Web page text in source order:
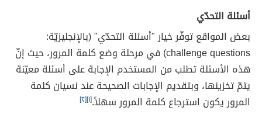
أسئلة التحدّي
بعض المواقع توفّر خيار "أسئلة التحدّي" (بالإنجليزيّة:
challenge questions) في مرحلة وضع كلمة المرور، حيث إنّ
هذه الأسئلة تطلب من المستخدم الإجابة على أسئلة معيّنة
يتمّ تخزينها، وبتقديم الإجابات الصحيحة عند نسيان كلمة
المرور يكون استرجاع كلمة المرور سهلاً.[١] [٢]